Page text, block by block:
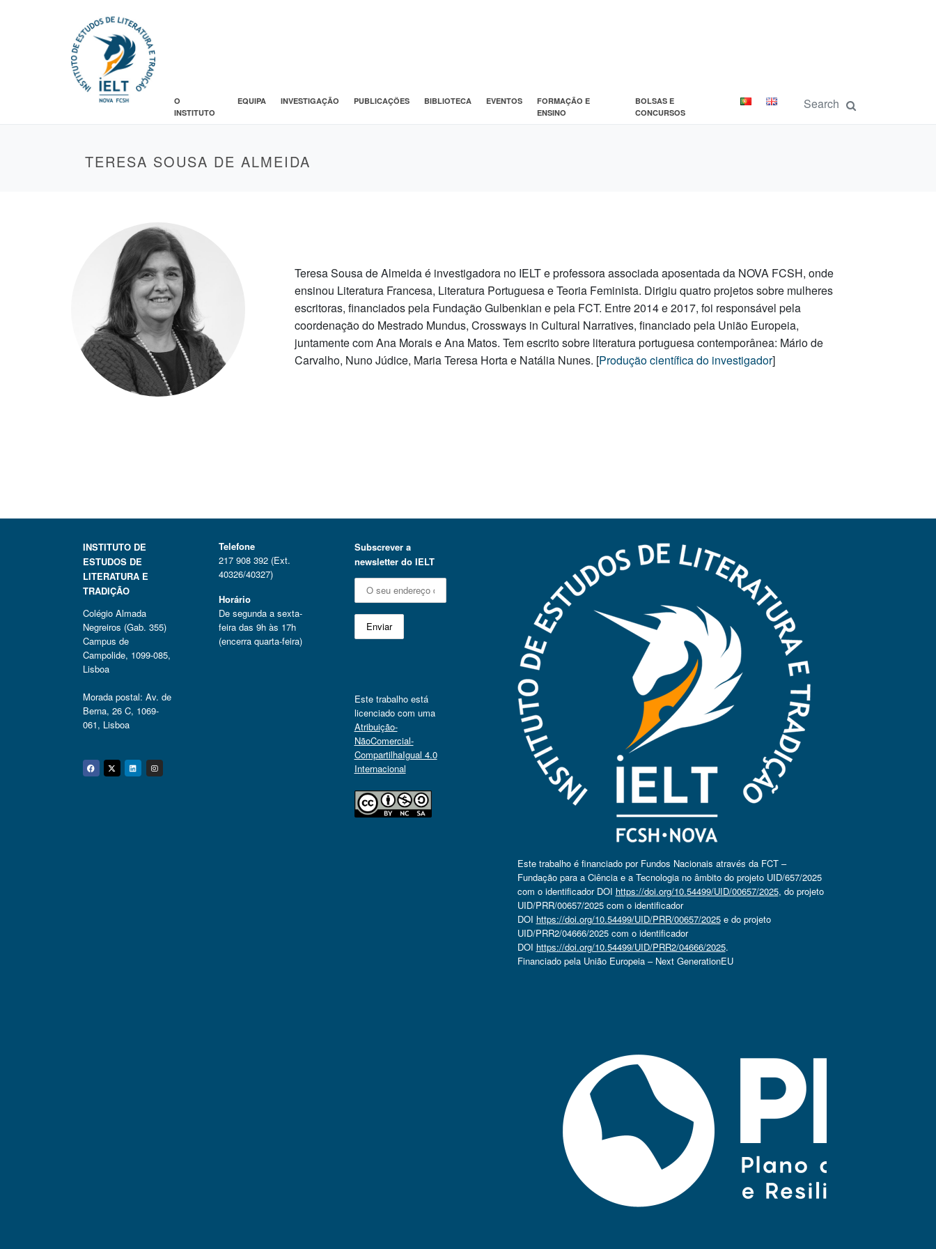
O
INSTITUTO
EQUIPA INVESTIGAÇÃO PUBLICAÇÕES BIBLIOTECA EVENTOS
FORMAÇÃO E
ENSINO
BOLSAS E
CONCURSOS
TERESA SOUSA DE ALMEIDA
Teresa Sousa de Almeida é investigadora no IELT e professora associada aposentada da NOVA FCSH, onde
ensinou Literatura Francesa, Literatura Portuguesa e Teoria Feminista. Dirigiu quatro projetos sobre mulheres
escritoras, financiados pela Fundação Gulbenkian e pela FCT. Entre 2014 e 2017, foi responsável pela
coordenação do Mestrado Mundus, Crossways in Cultural Narratives, financiado pela União Europeia,
juntamente com Ana Morais e Ana Matos. Tem escrito sobre literatura portuguesa contemporânea: Mário de
Carvalho, Nuno Júdice, Maria Teresa Horta e Natália Nunes. [Produção científica do investigador]
INSTITUTO DE
ESTUDOS DE
LITERATURA E
TRADIÇÃO
Colégio Almada
Negreiros (Gab. 355)
Campus de
Campolide, 1099-085,
Lisboa
Morada postal: Av. de
Berna, 26 C, 1069-
061, Lisboa
Facebook
Twitter
Linkedin
Instagram
Telefone
217 908 392 (Ext.
40326/40327)
Horário
De segunda a sexta-
feira das 9h às 17h
(encerra quarta-feira)
Subscrever a
newsletter do IELT
Este trabalho está
licenciado com uma
Atribuição-
NãoComercial-
CompartilhaIgual 4.0
Internacional
Este trabalho é financiado por Fundos Nacionais através da FCT –
Fundação para a Ciência e a Tecnologia no âmbito do projeto UID/657/2025
com o identificador DOI https://doi.org/10.54499/UID/00657/2025, do projeto
UID/PRR/00657/2025 com o identificador
DOI https://doi.org/10.54499/UID/PRR/00657/2025e do projeto
UID/PRR2/04666/2025 com o identificador
DOI https://doi.org/10.54499/UID/PRR2/04666/2025.
Financiado pela União Europeia – Next GenerationEU